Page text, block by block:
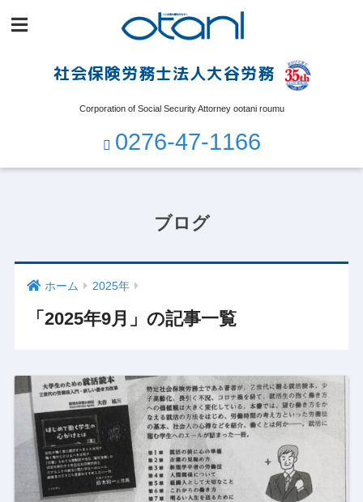
社会保険労務士法人大谷労務
Corporation of Social Security Attorney ootani roumu
0276-47-1166
ブログ
ホーム 2025年
「2025年9月」の記事一覧